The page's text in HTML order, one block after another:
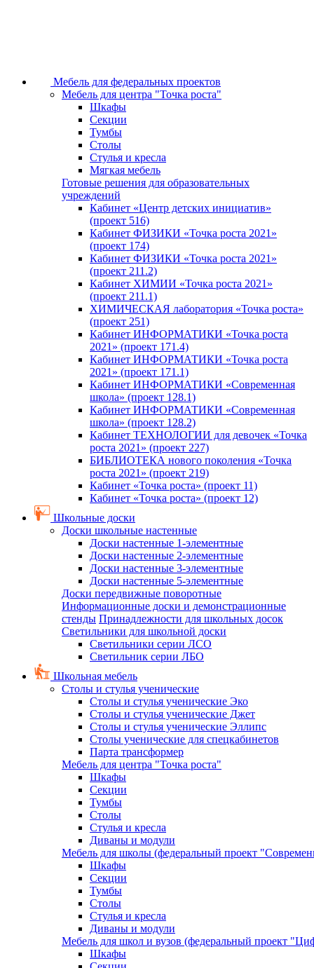
Мебель для федеральных проектов
Мебель для центра "Точка роста"
Шкафы
Секции
Тумбы
Столы
Стулья и кресла
Мягкая мебель
Готовые решения для образовательных
учреждений
Кабинет «Центр детских инициатив»
(проект 516)
Кабинет ФИЗИКИ «Точка роста 2021»
(проект 174)
Кабинет ФИЗИКИ «Точка роста 2021»
(проект 211.2)
Кабинет ХИМИИ «Точка роста 2021»
(проект 211.1)
ХИМИЧЕСКАЯ лаборатория «Точка роста»
(проект 251)
Кабинет ИНФОРМАТИКИ «Точка роста
2021» (проект 171.4)
Кабинет ИНФОРМАТИКИ «Точка роста
2021» (проект 171.1)
Кабинет ИНФОРМАТИКИ «Современная
школа» (проект 128.1)
Кабинет ИНФОРМАТИКИ «Современная
школа» (проект 128.2)
Кабинет ТЕХНОЛОГИИ для девочек «Точка
роста 2021» (проект 227)
БИБЛИОТЕКА нового поколения «Точка
роста 2021» (проект 219)
Кабинет «Точка роста» (проект 11)
Кабинет «Точка роста» (проект 12)
Школьные доски
Доски школьные настенные
Доски настенные 1-элементные
Доски настенные 2-элементные
Доски настенные 3-элементные
Доски настенные 5-элементные
Доски передвижные поворотные
Информационные доски и демонстрационные
стенды Принадлежности для школьных досок
Светильники для школьной доски
Светильники серии ЛСО
Светильник серии ЛБО
Школьная мебель
Столы и стулья ученические
Столы и стулья ученические Эко
Столы и стулья ученические Джет
Столы и стулья ученические Эллипс
Столы ученические для спецкабинетов
Парта трансформер
Мебель для центра "Точка роста"
Шкафы
Секции
Тумбы
Столы
Стулья и кресла
Диваны и модули
Мебель для школы (федеральный проект
Шкафы
Секции
Тумбы
Столы
Стулья и кресла
Диваны и модули
Мебель для школ и вузов (федеральный проект
Шкафы